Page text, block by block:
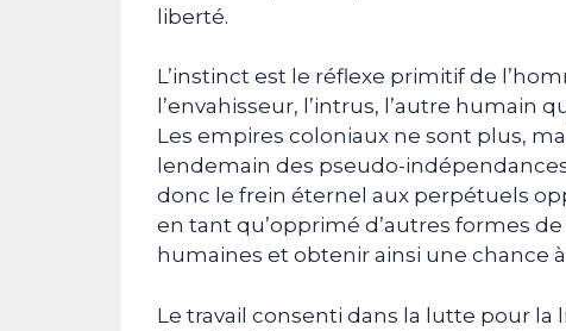
liberté.
L’instinct est le réflexe primitif de
l’envahisseur, l’intrus, l’autre humain
Les empires coloniaux ne sont plus,
lendemain des pseudo-
donc le frein éternel aux perpétuels
en tant qu’opprimé d’autres formes
humaines et obtenir ainsi une chance
Le travail consenti dans la lutte pour la